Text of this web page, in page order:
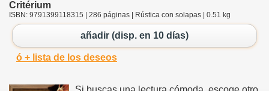
Critérium
ISBN: 9791399118315 | 286 páginas | Rústica con solapas | 0.51 kg
añadir (disp. en 10 días)
ó + lista de los deseos